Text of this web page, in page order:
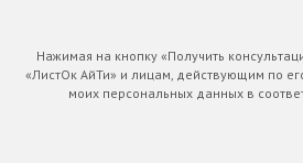
Нажимая на кнопку «Получить
«ЛистОк АйТи» и лицам, действующим по
моих персональных данных в